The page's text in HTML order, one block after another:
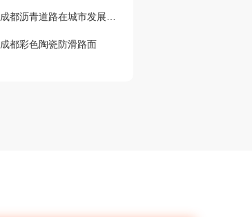
成都沥青道路在城市发展中的作用与挑战
成都彩色陶瓷防滑路面